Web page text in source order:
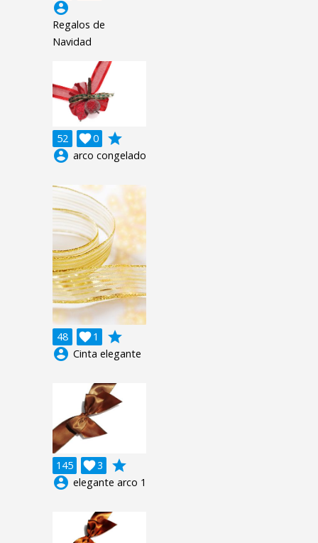
account_circle
Regalos de
Navidad
52 0

grade
account_circle arco congelado
48 1

grade
account_circle Cinta elegante
145 3

grade
account_circle elegante arco 1